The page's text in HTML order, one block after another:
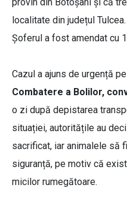
localitate din județul Tulcea.
Șoferul a fost amendat cu
Cazul a ajuns de urgență
Combatere a Bolilor,
o zi după depistarea
situației, autoritățile au
sacrificat, iar animalele să
siguranță, pe motiv că
micilor rumegătoare.